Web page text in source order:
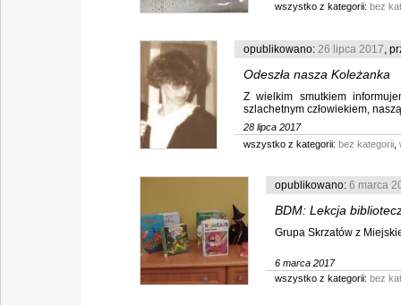
wszystko z kategorii: bez
opublikowano: 26 lipca 2017,
Odeszła nasza Koleżanka
Z wielkim smutkiem
szlachetnym człowiekiem,
28 lipca 2017
wszystko z kategorii: bez kategorii
opublikowano: 6 marca
BDM: Lekcja
Grupa Skrzatów z
6 marca 2017
wszystko z kategorii: bez